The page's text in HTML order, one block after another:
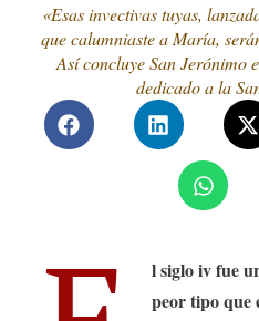
«Esas invectivas tuyas,
que calumniaste a María,
Así concluye San Jerónimo
dedicado a la
l siglo iv fue
peor tipo que